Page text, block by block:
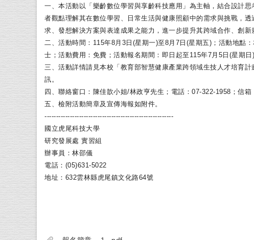
一、本活動以「樂齡數位學習與享齡科技應用」為主軸， 結合設計思
者觀點理解其在數位學習、
日常生活與健康照顧中的需求與挑戰，透
求、 發想解決方案與表達成果之能力，進一步提升其跨域合作、 創新
二、活動時間：115年8月3日(星期一)至8月7日(星期五) ；活動地點
士；活動費用：免費；活動報名期間： 即日起至115年7月5日(星期日)
三、活動詳情請見本校「 教育部智慧健康產業跨領域生技人才培育計
訊。
四、聯絡窗口：陳佳歆小姐/林政亨先生；電話：07-322-1958；信箱
五、檢附活動簡章及宣傳海報如附件。
--------------------------------------------------------
國立虎尾科技大學
研究發展處 實習組
辦事員：林邵儀
電話：(05)631-5022
地址：632雲林縣虎尾鎮文化路64號